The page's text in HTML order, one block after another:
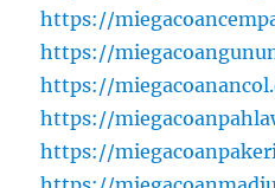
https://
https://
https://
https://
https://